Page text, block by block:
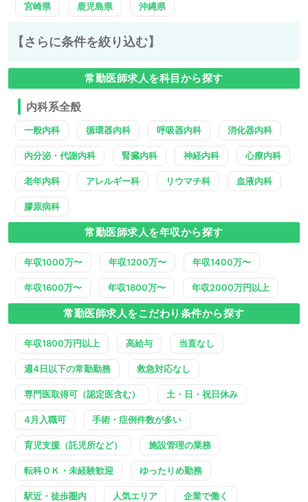
宮崎県 鹿児島県 沖縄県
【さらに条件を絞り込む】
常勤医師求人を科目から探す
内科系全般
一般内科 循環器内科 呼吸器内科 消化器内科
内分泌・代謝内科 腎臓内科 神経内科 心療内科
老年内科 アレルギー科 リウマチ科 血液内科
膠原病科
常勤医師求人を年収から探す
年収1000万〜 年収1200万〜 年収1400万〜
年収1600万〜 年収1800万〜 年収2000万円以上
常勤医師求人をこだわり条件から探す
年収1800万円以上 高給与 当直なし
週4日以下の常勤勤務 救急対応なし
専門医取得可（認定医含む） 土・日・祝日休み
4月入職可 手術・症例件数が多い
育児支援（託児所など） 施設管理の業務
転科ＯＫ・未経験歓迎 ゆったりめ勤務
駅近・徒歩圏内 人気エリア 企業で働く